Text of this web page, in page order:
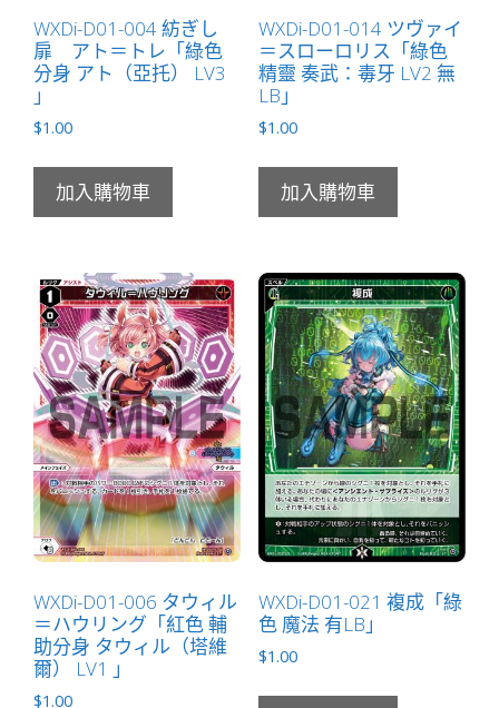
ム
ル
（烏
姆
爾）
LV0
數
WXDi-D01-004 紡ぎし
扉 アト＝トレ「綠色
分身 アト（亞托） LV3
」
$1.00
加入購物車
WXDi-D01-014 ツヴァイ
＝スローロリス「綠色
精靈 奏武：毒牙 LV2 無
LB」
$1.00
加入購物車
WXDi-D01-006 タウィル
＝ハウリング「紅色 輔
助分身 タウィル（塔維
爾） LV1 」
$1.00
WXDi-D01-021 複成「綠
色 魔法 有LB」
$1.00